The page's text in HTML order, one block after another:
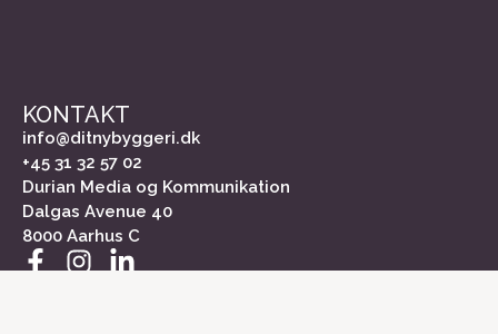
KONTAKT
info@ditnybyggeri.dk
+45 31 32 57 02
Durian Media og Kommunikation
Dalgas Avenue 40
8000 Aarhus C